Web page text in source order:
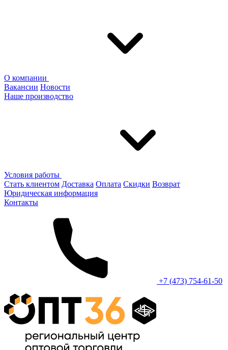
О компании
Вакансии Новости
Наше производство
Условия работы
Стать клиентом Доставка Оплата Скидки Возврат
Юридическая информация
Контакты
+7 (473) 754-61-50